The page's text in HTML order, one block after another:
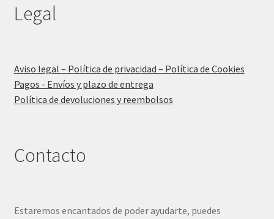
Legal
Aviso legal – Política de privacidad – Política de Cookies
Pagos - Envíos y plazo de entrega
Política de devoluciones y reembolsos
Contacto
Estaremos encantados de poder ayudarte, puedes